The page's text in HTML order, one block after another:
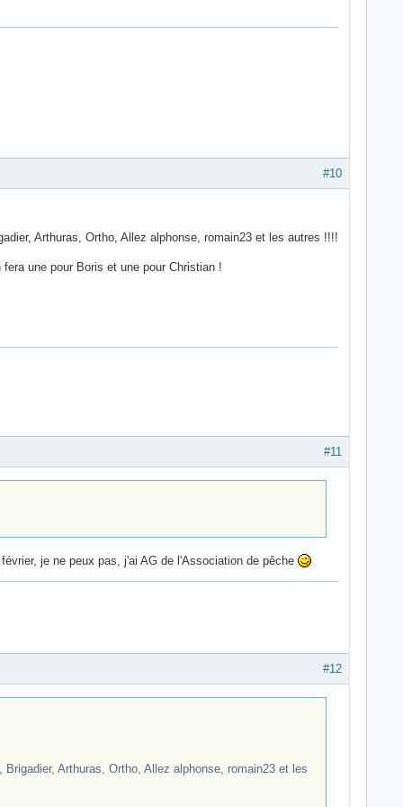
#10
Arthuras, Ortho, Allez alphonse, romain23 et les autres !!!!
une pour Boris et une pour Christian !
#11
je ne peux pas, j'ai AG de l'Association de pêche
#12
Arthuras, Ortho, Allez alphonse, romain23 et les